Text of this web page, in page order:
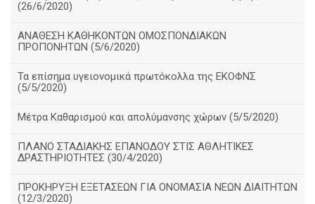
(26/6/2020)
ΑΝΑΘΕΣΗ ΚΑΘΗΚΟΝΤΩΝ ΟΜΟΣΠΟΝΔΙΑΚΩΝ
ΠΡΟΠΟΝΗΤΩΝ (5/6/2020)
Τα επίσημα υγειονομικά πρωτόκολλα της ΕΚΟΦΝΣ
(5/5/2020)
Μέτρα Καθαρισμού και απολύμανσης χώρων (5/5/2020)
ΠΛΑΝΟ ΣΤΑΔΙΑΚΗΣ ΕΠΑΝΟΔΟΥ ΣΤΙΣ ΑΘΛΗΤΙΚΕΣ
ΔΡΑΣΤΗΡΙΟΤΗΤΕΣ (30/4/2020)
ΠΡΟΚΗΡΥΞΗ ΕΞΕΤΑΣΕΩΝ ΓΙΑ ΟΝΟΜΑΣΙΑ ΝΕΩΝ ΔΙΑΙΤΗΤΩΝ
(12/3/2020)